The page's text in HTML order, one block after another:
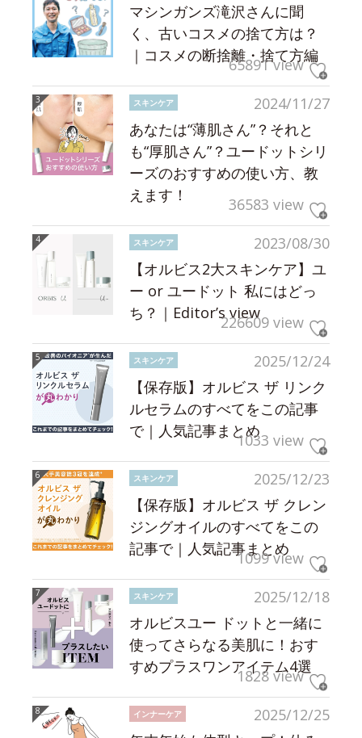
マシンガンズ滝沢さんに聞
く、古いコスメの捨て方は？
｜コスメの断捨離・捨て方編
65891 view
2024/11/27
スキンケア
あなたは“薄肌さん”？それと
も“厚肌さん”？ユードットシリ
ーズのおすすめの使い方、教
えます！
36583 view
2023/08/30
スキンケア
【オルビス2大スキンケア】ユ
ー or ユードット 私にはどっ
ち？｜Editor’s view226609 view
2025/12/24
スキンケア
【保存版】オルビス ザ リンク
ルセラムのすべてをこの記事
で｜人気記事まとめ1033 view
2025/12/23
スキンケア
【保存版】オルビス ザ クレン
ジングオイルのすべてをこの
記事で｜人気記事まとめ
1099 view
2025/12/18
スキンケア
オルビスユー ドットと一緒に
使ってさらなる美肌に！おす
すめプラスワンアイテム4選
1828 view
2025/12/25
インナーケア